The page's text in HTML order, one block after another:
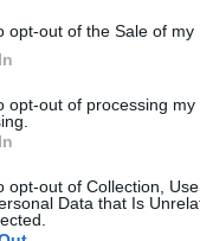
opt-out of the Sale of my
opt-out of processing
opt-out of Collection,
Data that Is
segundos,
la
con el objetivo